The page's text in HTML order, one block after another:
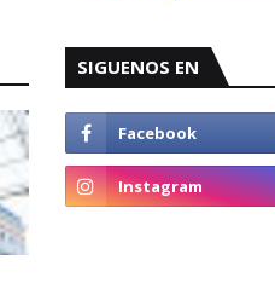
SIGUENOS EN